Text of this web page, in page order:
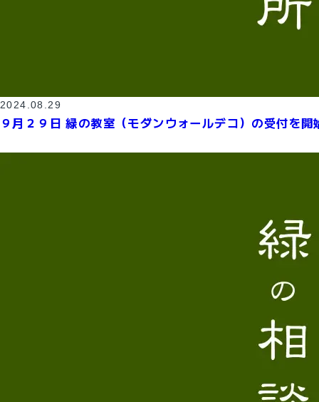
2024.08.29
９月２９日 緑の教室（モダンウォールデコ）の受付を開